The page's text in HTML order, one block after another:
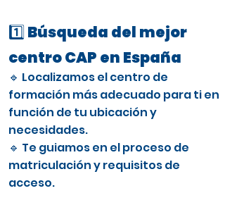
1️⃣ Búsqueda del mejor
centro CAP en España
🔹 Localizamos el centro de
formación más adecuado para ti en
función de tu ubicación y
necesidades.
🔹 Te guiamos en el proceso de
matriculación y requisitos de
acceso.